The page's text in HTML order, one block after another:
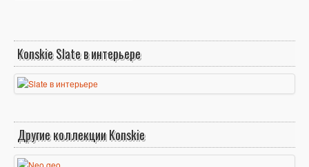
Konskie Slate в интерьере
Другие коллекции Konskie